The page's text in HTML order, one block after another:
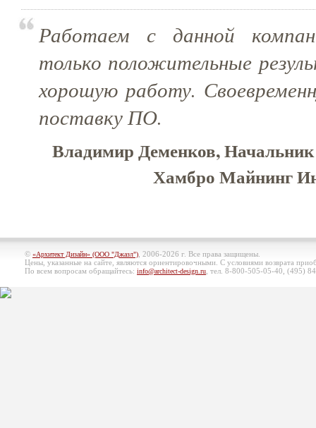
Работаем с данной
только положительные
хорошую работу.
поставку ПО.
Владимир Деменков,
Хамбро Майнинг
© «Архитект Дизайн» (ООО "Джазл") , 2006-2026 г. Все права защищены.
Цены, указанные на сайте, являются ориентировочными. С условиями возврата
По всем вопросам обращайтесь: info@architect-design.ru , тел. 8-800-505-05-40, (495)